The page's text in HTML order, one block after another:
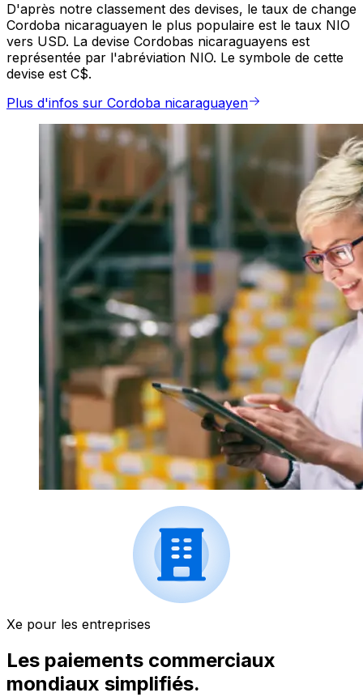
D'après notre classement des devises, le taux de change
Cordoba nicaraguayen le plus populaire est le taux NIO
vers USD. La devise Cordobas nicaraguayens est
représentée par l'abréviation NIO. Le symbole de cette
devise est C$.
Plus d'infos sur Cordoba nicaraguayen
Xe pour les entreprises
Les paiements commerciaux
mondiaux simplifiés.